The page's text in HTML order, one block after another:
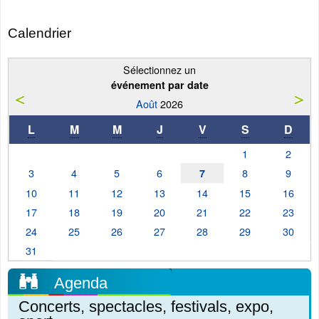
Calendrier
Sélectionnez un
événement par date
Août2026
L M M J V S D
1
2
3
4 5 6 7 8
9
10
11 12 13 14 15
16
17
18 19 20 21 22
23
24
25 26 27 28 29
30
31
Agenda
Concerts, spectacles, festivals, expo,